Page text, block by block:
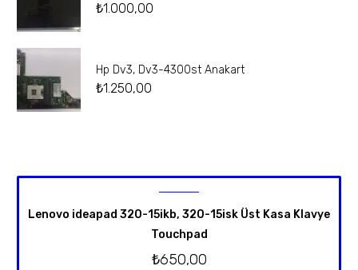
₺1.000,00
Hp Dv3, Dv3-4300st Anakart
₺1.250,00
Lenovo ideapad 320-15ikb, 320-15isk Üst Kasa Klavye
Touchpad
₺650,00